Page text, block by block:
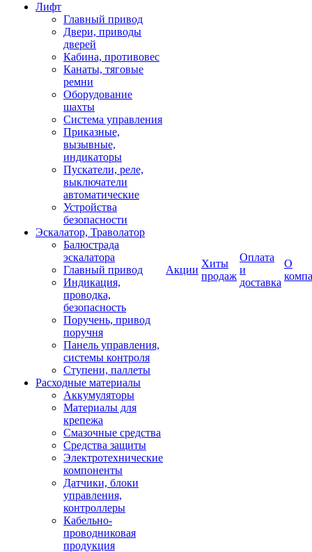
Лифт
Главный привод
Двери, приводы
дверей
Кабина, противовес
Канаты, тяговые
ремни
Оборудование
шахты
Система управления
Приказные,
вызывные,
индикаторы
Пускатели, реле,
выключатели
автоматические
Устройства
безопасности
Эскалатор, Траволатор
Балюстрада
эскалатора
Главный привод
Индикация,
проводка,
безопасность
Поручень, привод
поручня
Панель управления,
системы контроля
Ступени, паллеты
Расходные материалы
Аккумуляторы
Материалы для
крепежа
Смазочные средства
Средства защиты
Электротехнические
компоненты
Датчики, блоки
управления,
контроллеры
Кабельно-
проводниковая
продукция
Акции
Хиты
продаж
Оплата
и
доставка
О